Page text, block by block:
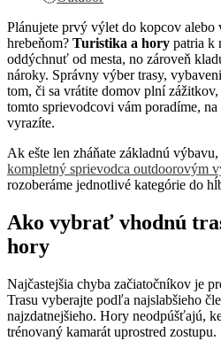
Plánujete prvý výlet do kopcov alebo
hrebeňom? Turistika a hory patria k
oddýchnuť od mesta, no zároveň
nároky. Správny výber trasy,
tom, či sa vrátite domov plní
tomto sprievodcovi vám poradíme,
vyrazíte.
Ak ešte len zháňate základnú
kompletný sprievodca outdoorovým
rozoberáme jednotlivé kategórie do
Ako vybrať vhodnú
hory
Najčastejšia chyba začiatočníkov je
Trasu vyberajte podľa najslabšieho
najzdatnejšieho. Hory neodpúšťajú,
trénovaný kamarát uprostred zostupu.